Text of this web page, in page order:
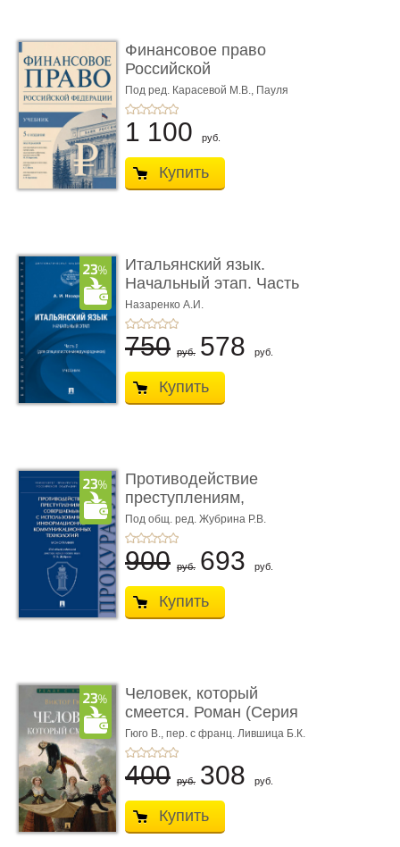
Финансовое право
Российской
Федерации. 5-е изд�
...
Под ред. Карасевой М.В., Пауля
А.Г., Красюкова А.В.
1 100 руб.
Купить
Итальянский язык.
Начальный этап. Часть
2. Учеб� ...
Назаренко А.И.
750 руб. 578 руб.
Купить
Противодействие
преступлениям,
совершаемым с ...
Под общ. ред. Жубрина Р.В.
900 руб. 693 руб.
Купить
Человек, который
смеется. Роман (Серия
«Роман с ...
Гюго В., пер. с франц. Лившица Б.К.
400 руб. 308 руб.
Купить